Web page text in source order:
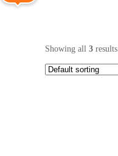
Showing all 3 results